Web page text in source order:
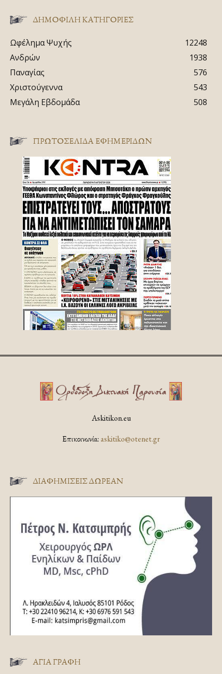
ΔΗΜΟΦΙΛΗ ΚΑΤΗΓΟΡΙΕΣ
Ωφέλημα Ψυχής
12248
Ανδρών
1938
Παναγίας
576
Χριστούγεννα
543
Μεγάλη Εβδομάδα
508
ΠΡΩΤΟΣΈΛΙΔΑ ΕΦΗΜΕΡΊΔΩΝ
Askitikon.eu
Επικοινωνία:askitiko@otenet.gr
ΔΙΑΦΗΜΊΣΕΙΣ ΔΩΡΕΆΝ
ΑΓΊΑ ΓΡΑΦΉ